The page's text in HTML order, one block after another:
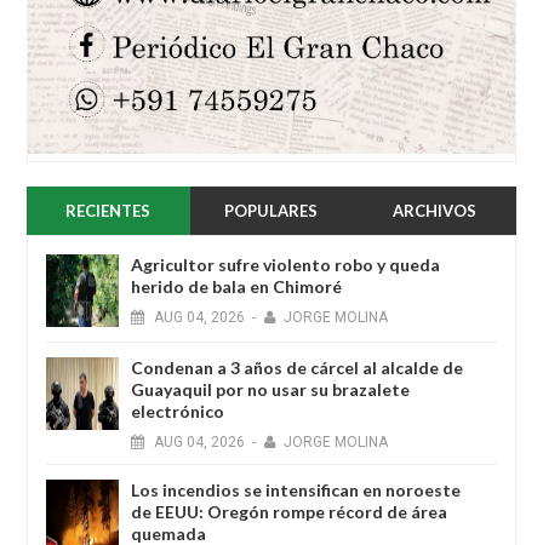
RECIENTES POPULARES ARCHIVOS
Agricultor sufre violento robo y queda
herido de bala en Chimoré
AUG 04, 2026 - JORGE MOLINA
Condenan a 3 años de cárcel al alcalde de
Guayaquil por no usar su brazalete
electrónico
AUG 04, 2026 - JORGE MOLINA
Los incendios se intensifican en noroeste
de EEUU: Oregón rompe récord de área
quemada